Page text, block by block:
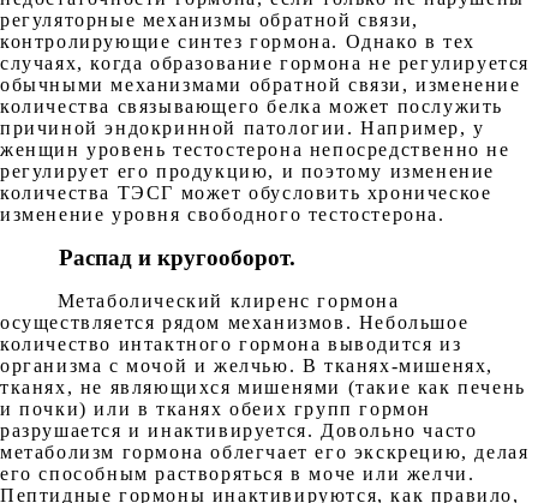
регуляторные механизмы обратной связи,
контролирующие синтез гормона. Однако в тех
случаях, когда образование гормона не регулируется
обычными механизмами обратной связи, изменение
количества связывающего белка может послужить
причиной эндокринной патологии. Например, у
женщин уровень тестостерона непосредственно не
регулирует его продукцию, и поэтому изменение
количества ТЭСГ может обусловить хроническое
изменение уровня свободного тестостерона.
Распад и кругооборот.
Метаболический клиренс гормона
осуществляется рядом механизмов. Небольшое
количество интактного гормона выводится из
организма с мочой и желчью. В тканях-мишенях,
тканях, не являющихся мишенями (такие как печень
и почки) или в тканях обеих групп гормон
разрушается и инактивируется. Довольно часто
метаболизм гормона облегчает его экскрецию, делая
его способным растворяться в моче или желчи.
Пептидные гормоны инактивируются, как правило,